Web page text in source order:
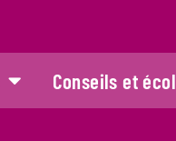
Conseils et